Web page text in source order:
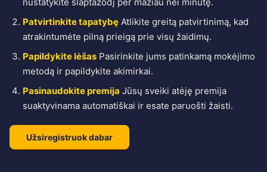
Patvirtinkite tapatybę Atlikite greitą patvirtinimą, kad
atrakintumėte pilną prieigą prie visų žaidimų.
Papildykite lėšas Pasirinkite jums patinkamą mokėjimo
metodą ir papildykite akimirkai.
Pasinaudokite premija Jūsų sveiki atėję premija
suaktyvinama automatiškai ir esate paruošti žaisti.
Užsiregistruok dabar